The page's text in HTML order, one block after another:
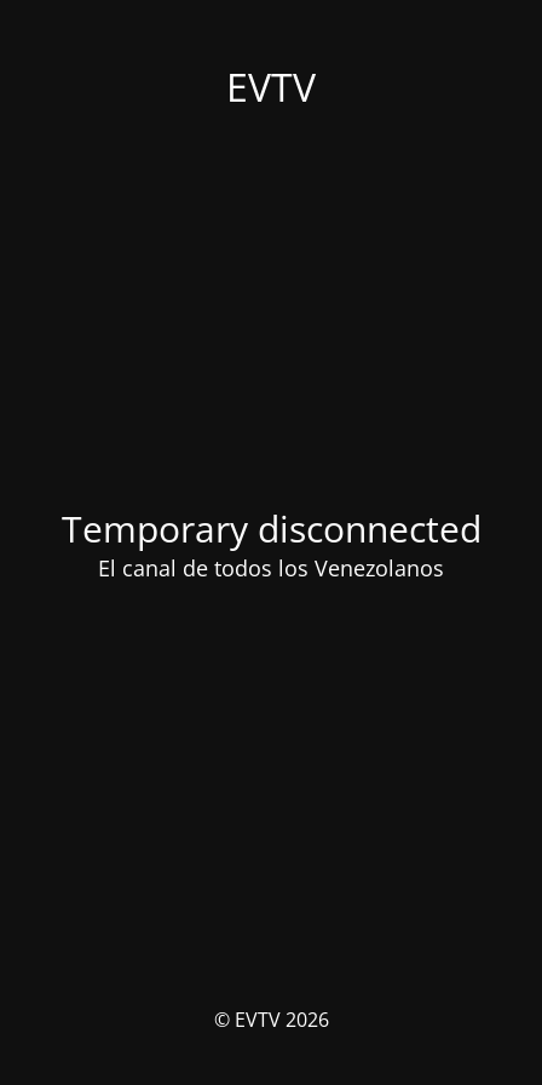
EVTV
Temporary disconnected
El canal de todos los Venezolanos
© EVTV 2026